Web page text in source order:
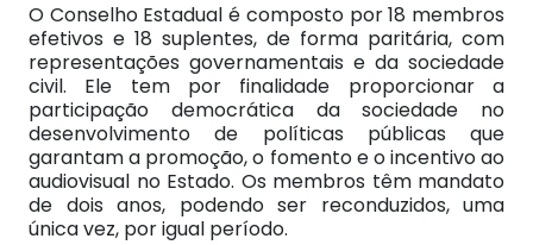
O Conselho Estadual é composto por 18 membros
efetivos e 18 suplentes, de forma paritária, com
representações governamentais e da sociedade
civil. Ele tem por finalidade proporcionar a
participação democrática da sociedade no
desenvolvimento de políticas públicas que
garantam a promoção, o fomento e o incentivo ao
audiovisual no Estado. Os membros têm mandato
de dois anos, podendo ser reconduzidos, uma
única vez, por igual período.